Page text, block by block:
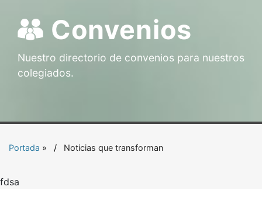
Convenios
Nuestro directorio de convenios para nuestros
colegiados.
Portada » Noticias que transforman
fdsa